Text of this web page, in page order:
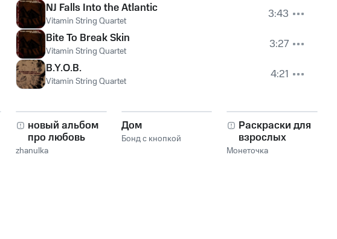
No. 8. The Right Hand: Allegro Non Troppo
NJ Falls Into the Atlantic
Vitamin String Quartet
3:43
Bite To Break Skin
Vitamin String Quartet
3:27
B.Y.O.B.
Vitamin String Quartet 4:21
новый альбом
про любовь
zhanulka
Дом
Бонд с кнопкой
Раскраски для
взрослых
Монеточка